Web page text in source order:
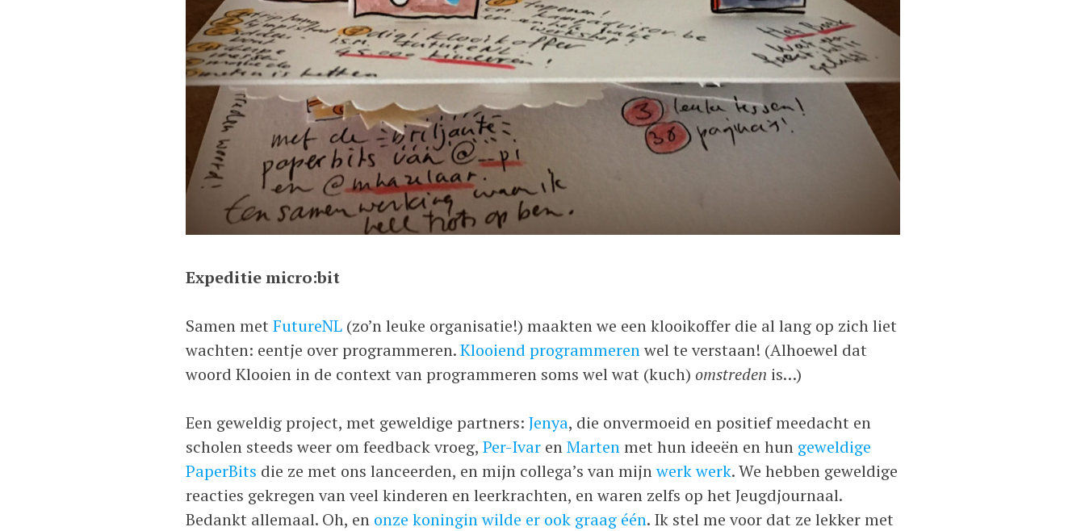
Expeditie micro:bit
Samen met FutureNL(zo’n leuke organisatie!) maakten we een klooikoffer die al lang op zich liet
wachten: eentje over programmeren.Klooiend programmerenwel te verstaan! (Alhoewel dat
woord Klooien in de context van programmeren soms wel wat (kuch) omstreden is…)
Een geweldig project, met geweldige partners: Jenya, die onvermoeid en positief meedacht en
scholen steeds weer om feedback vroeg, Per-IvarenMartenmet hun ideeën en hun geweldige
PaperBits die ze met ons lanceerden, en mijn collega’s van mijnwerk werk. We hebben geweldige
reacties gekregen van veel kinderen en leerkrachten, en waren zelfs op het Jeugdjournaal.
Bedankt allemaal. Oh, en onze koningin wilde er ook graag één. Ik stel me voor dat ze lekker met